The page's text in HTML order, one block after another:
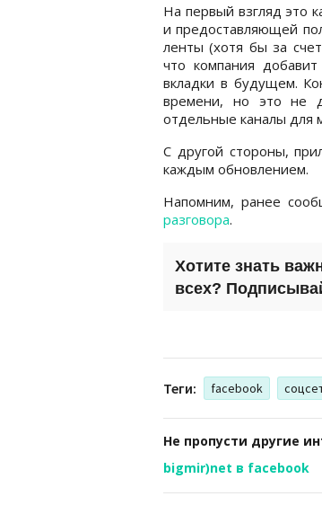
На первый взгляд это
и предоставляющей
ленты (хотя бы за
что компания
вкладки в будущем.
времени, но это не
отдельные каналы для
С другой стороны,
каждым обновлением.
Напомним, ранее
разговора.
Хотите знать
всех?
Теги: facebook
Не пропусти другие
bigmir)net в facebook